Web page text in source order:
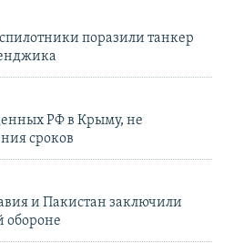
поразили танкер
РФ в Крыму, не
сроков
и Пакистан заключили
обороне